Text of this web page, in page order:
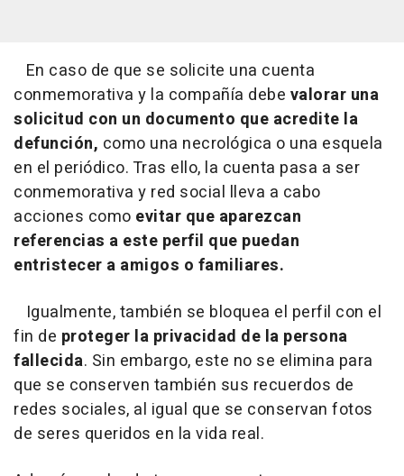
En caso de que se solicite una cuenta
conmemorativa y la compañía debe valorar una
solicitud con un documento que acredite la
defunción, como una necrológica o una esquela
en el periódico. Tras ello, la cuenta pasa a ser
conmemorativa y red social lleva a cabo
acciones como evitar que aparezcan
referencias a este perfil que puedan
entristecer a amigos o familiares.
Igualmente, también se bloquea el perfil con el
fin de proteger la privacidad de la persona
fallecida. Sin embargo, este no se elimina para
que se conserven también sus recuerdos de
redes sociales, al igual que se conservan fotos
de seres queridos en la vida real.